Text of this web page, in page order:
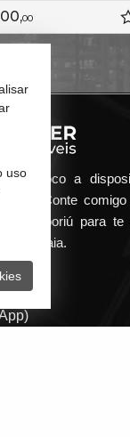
R$
coloco a
Conte
Camboriú para te
na Praia.
uso